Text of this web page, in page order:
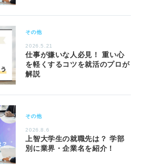
その他
2026.5.21
仕事が嫌いな人必見！ 重い心
を軽くするコツを就活のプロが
解説
その他
2026.8.6
上智大学生の就職先は？ 学部
別に業界・企業名を紹介！